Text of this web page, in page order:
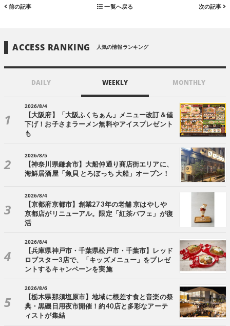
前の記事 一覧へ戻る 次の記事
ACCESS RANKING 人気の情報ランキング
DAILY WEEKLY MONTHLY
2026/8/4
【大阪府】「大阪ふくちぁん」メニュー改訂＆値
下げ！お子さまラーメン無料やアイスプレゼント
も
2026/8/5
【神奈川県鎌倉市】大船仲通り商店街エリアに、
海鮮居酒屋「魚貝 とろぼっち 大船」オープン！
2026/8/4
【京都府京都市】創業273年の老舗 京はやしや
京都店がリニューアル。限定「紅茶パフェ」が復
活
2026/8/4
【兵庫県神戸市・千葉県松戸市・千葉市】レッド
ロブスター3店で、「キッズメニュー」をプレゼ
ントするキャンペーンを実施
2026/8/6
【栃木県那須塩原市】地域に根差す食と音楽の祭
典・黒磯日用夜市開催！約40店と多彩なアーテ
ィストが集結